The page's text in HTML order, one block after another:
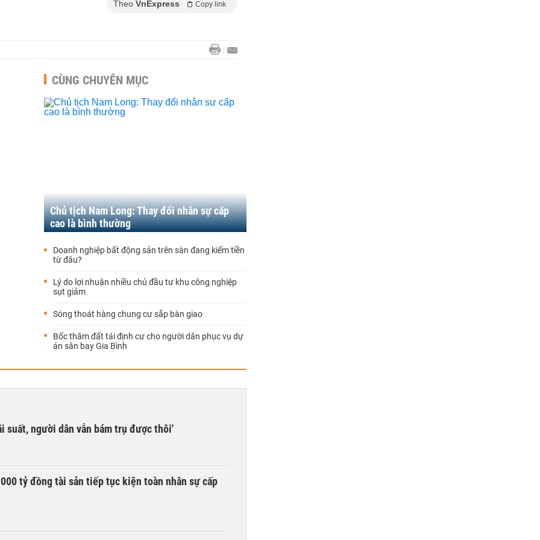
Theo VnExpress Copy link
CÙNG CHUYÊN MỤC
Chủ tịch Nam Long: Thay đổi nhân sự cấp
cao là bình thường
Doanh nghiệp bất động sản trên sàn đang kiếm tiền
từ đâu?
Lý do lợi nhuận nhiều chủ đầu tư khu công nghiệp
sụt giảm
Sóng thoát hàng chung cư sắp bàn giao
Bốc thăm đất tái định cư cho người dân phục vụ dự
án sân bay Gia Bình
suất, người dân vẫn bám trụ được thôi'
tỷ đồng tài sản tiếp tục kiện toàn nhân sự cấp